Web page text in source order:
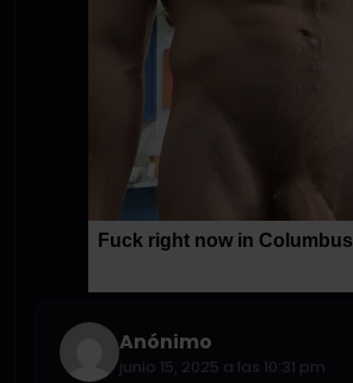
Fuck right now in Columbus
Anónimo
junio 15, 2025 a las 10:31 pm